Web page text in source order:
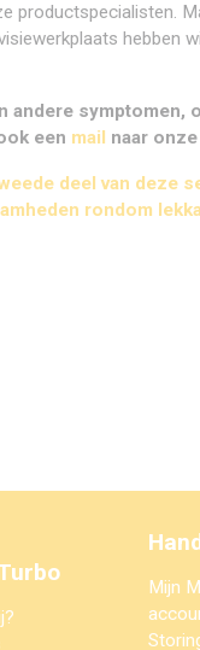
productspecialisten.
hebben
andere symptomen,
een mail naar
deel van deze
rondom
Mijn